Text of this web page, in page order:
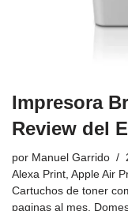
Impresora
Review del
por Manuel Garrido
Alexa Print, Apple Air
Cartuchos de toner
paginas al mes,